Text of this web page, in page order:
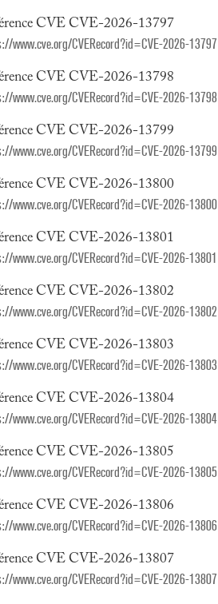
CVE CVE-2026-13797
www.cve.org/CVERecord?id=CVE-2026-13797
CVE CVE-2026-13798
www.cve.org/CVERecord?id=CVE-2026-13798
CVE CVE-2026-13799
www.cve.org/CVERecord?id=CVE-2026-13799
CVE CVE-2026-13800
www.cve.org/CVERecord?id=CVE-2026-13800
CVE CVE-2026-13801
www.cve.org/CVERecord?id=CVE-2026-13801
CVE CVE-2026-13802
www.cve.org/CVERecord?id=CVE-2026-13802
CVE CVE-2026-13803
www.cve.org/CVERecord?id=CVE-2026-13803
CVE CVE-2026-13804
www.cve.org/CVERecord?id=CVE-2026-13804
CVE CVE-2026-13805
www.cve.org/CVERecord?id=CVE-2026-13805
CVE CVE-2026-13806
www.cve.org/CVERecord?id=CVE-2026-13806
CVE CVE-2026-13807
www.cve.org/CVERecord?id=CVE-2026-13807